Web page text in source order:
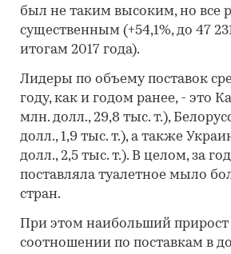
был не таким высоким, но все
существенным (+54,1%, до 47
итогам 2017 года).
Лидеры по объему поставок
году, как и годом ранее, - это
млн. долл., 29,8 тыс. т.),
долл., 1,9 тыс. т.), а также
долл., 2,5 тыс. т.). В целом, за
поставляла туалетное мыло
стран.
При этом наибольший
соотношении по поставкам в